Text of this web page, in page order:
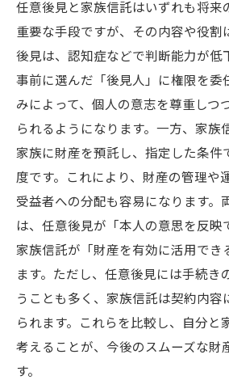
任意後見と家族信託はいずれも将来
重要な手段ですが、その内容や役割
後見は、認知症などで判断能力が低
事前に選んだ「後見人」に権限を委
みによって、個人の意志を尊重しつ
られるようになります。一方、家族
家族に財産を預託し、指定した条件
度です。これにより、財産の管理や
受益者への分配も容易になります。
は、任意後見が「本人の意思を反映
家族信託が「財産を有効に活用でき
ます。ただし、任意後見には手続き
うことも多く、家族信託は契約内容
られます。これらを比較し、自分と
考えることが、今後のスムーズな財
す。